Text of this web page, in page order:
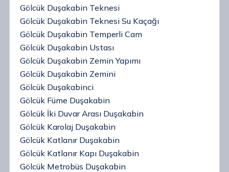
Gölcük Duşakabin Teknesi
Gölcük Duşakabin Teknesi Su Kaçağı
Gölcük Duşakabin Temperli Cam
Gölcük Duşakabin Ustası
Gölcük Duşakabin Zemin Yapımı
Gölcük Duşakabin Zemini
Gölcük Duşakabinci
Gölcük Füme Duşakabin
Gölcük İki Duvar Arası Duşakabin
Gölcük Karolaj Duşakabin
Gölcük Katlanır Duşakabin
Gölcük Katlanır Kapı Duşakabin
Gölcük Metrobüs Duşakabin